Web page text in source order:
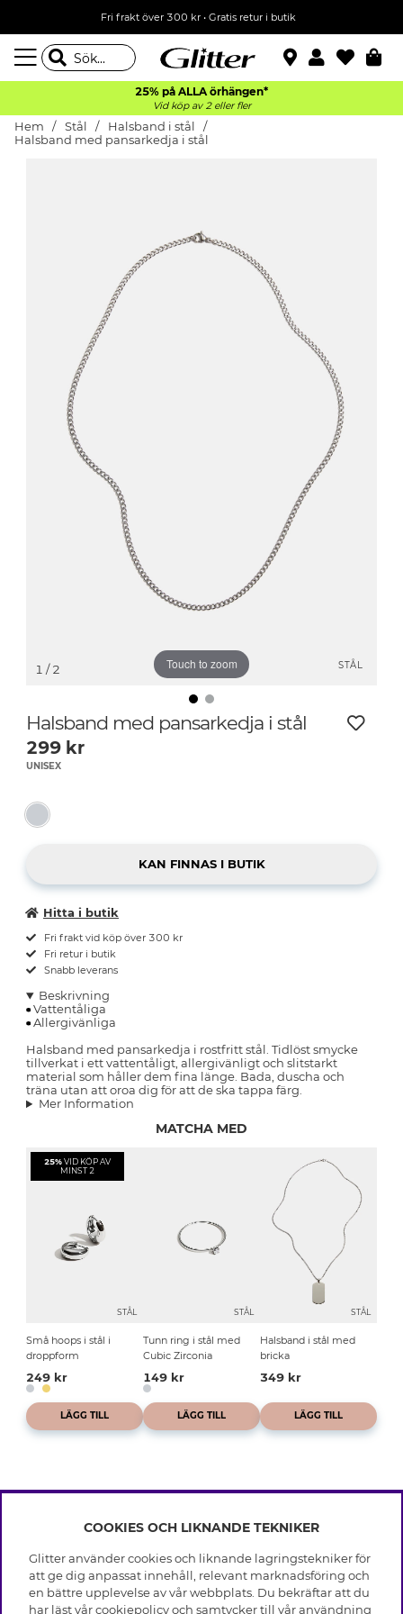
Fri frakt över 300 kr• Gratis retur i butik
25% på ALLA örhängen*
Vid köp av 2 eller fler
Hem Stål
Halsband i stål
Halsband med pansarkedja i stål
STÅL
Touch to zoom
1 / 2
Halsband med pansarkedja i stål
299 kr
UNISEX
Hitta i butik
Fri frakt vid köp över 300 kr
Fri retur i butik
Snabb leverans
Beskrivning
Vattentåliga
Allergivänliga
Halsband med pansarkedja i rostfritt stål. Tidlöst smycke
tillverkat i ett vattentåligt, allergivänligt och slitstarkt
material som håller dem fina länge. Bada, duscha och
träna utan att oroa dig för att de ska tappa färg.
Mer Information
MATCHA MED
25% VID KÖP AV
MINST 2
STÅL
Små hoops i stål i
droppform
249 kr
LÄGG TILL
STÅL
Tunn ring i stål med
Cubic Zirconia
149 kr
LÄGG TILL
STÅL
Halsband i stål med
bricka
349 kr
LÄGG TILL
INFO
Leverans
Villkor
Integritetspolicy
OM GLITTER
COOKIES OCH LIKNANDE TEKNIKER
Glitter använder cookies och liknande lagringstekniker för
att ge dig anpassat innehåll, relevant marknadsföring och
en bättre upplevelse av vår webbplats. Du bekräftar att du
har läst vår cookiepolicy och samtycker till vår användning